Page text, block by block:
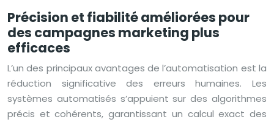
Précision et fiabilité améliorées pour
des campagnes marketing plus
efficaces
L’un des principaux avantages de l’automatisation est la
réduction significative des erreurs humaines. Les
systèmes automatisés s’appuient sur des algorithmes
précis et cohérents, garantissant un calcul exact des